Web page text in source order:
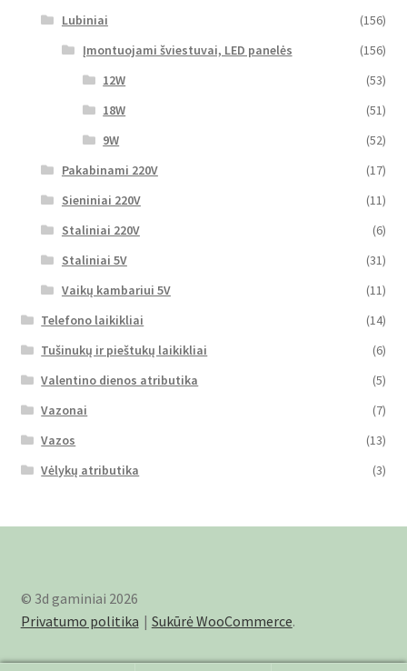
Lubiniai
(156)
Įmontuojami šviestuvai, LED panelės
(156)
12W
(53)
18W
(51)
9W
(52)
Pakabinami 220V
(17)
Sieniniai 220V
(11)
Staliniai 220V
(6)
Staliniai 5V
(31)
Vaikų kambariui 5V
(11)
Telefono laikikliai
(14)
Tušinukų ir pieštukų laikikliai
(6)
Valentino dienos atributika
(5)
Vazonai
(7)
Vazos
(13)
Vėlykų atributika
(3)
© 3d gaminiai 2026
Privatumo politika
Sukūrė WooCommerce.